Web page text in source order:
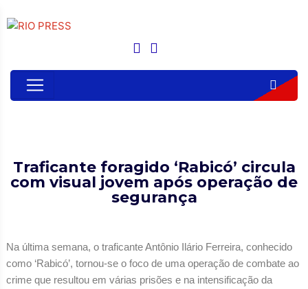
Traficante foragido ‘Rabicó’ circula
com visual jovem após operação de
segurança
Na última semana, o traficante Antônio Ilário Ferreira, conhecido
como ‘Rabicó’, tornou-se o foco de uma operação de combate ao
crime que resultou em várias prisões e na intensificação da